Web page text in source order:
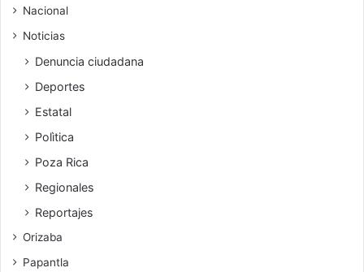
Nacional
Noticias
Denuncia ciudadana
Deportes
Estatal
Polìtica
Poza Rica
Regionales
Reportajes
Orizaba
Papantla